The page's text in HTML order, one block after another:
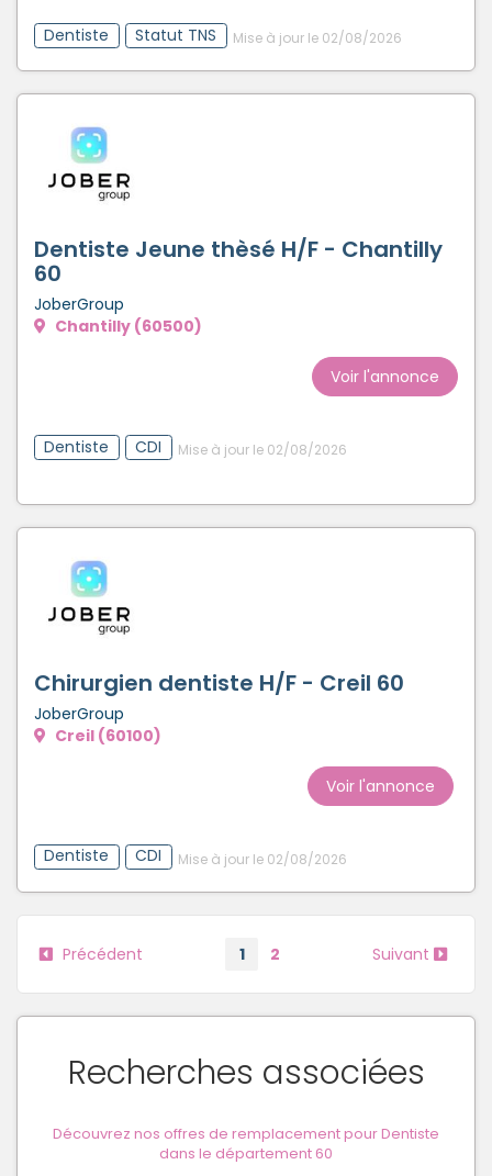
Dentiste Statut TNS Mise à jour le 02/08/2026
Dentiste Jeune thèsé H/F - Chantilly
60
JoberGroup
Chantilly (60500)
Voir l'annonce
Dentiste CDI Mise à jour le 02/08/2026
Chirurgien dentiste H/F - Creil 60
JoberGroup
Creil (60100)
Voir l'annonce
Dentiste CDI Mise à jour le 02/08/2026
Précédent 1 2 Suivant
Recherches associées
Découvrez nos offres de remplacement pour Dentiste
dans le département 60